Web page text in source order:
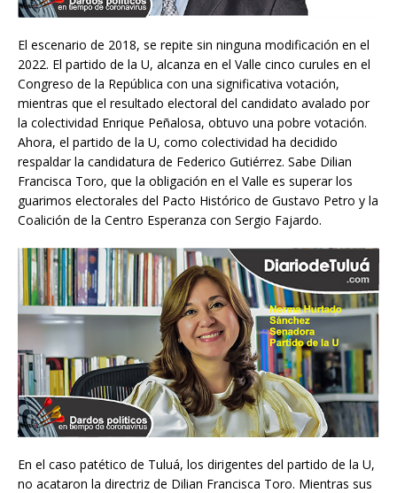
El escenario de 2018, se repite sin ninguna modificación en el
2022. El partido de la U, alcanza en el Valle cinco curules en el
Congreso de la República con una significativa votación,
mientras que el resultado electoral del candidato avalado por
la colectividad Enrique Peñalosa, obtuvo una pobre votación.
Ahora, el partido de la U, como colectividad ha decidido
respaldar la candidatura de Federico Gutiérrez. Sabe Dilian
Francisca Toro, que la obligación en el Valle es superar los
guarimos electorales del Pacto Histórico de Gustavo Petro y la
Coalición de la Centro Esperanza con Sergio Fajardo.
En el caso patético de Tuluá, los dirigentes del partido de la U,
no acataron la directriz de Dilian Francisca Toro. Mientras sus